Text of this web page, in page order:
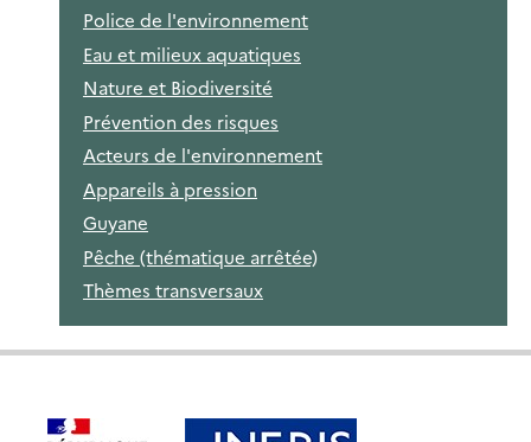
Police de l'environnement
Eau et milieux aquatiques
Nature et Biodiversité
Prévention des risques
Acteurs de l'environnement
Appareils à pression
Guyane
Pêche (thématique arrêtée)
Thèmes transversaux